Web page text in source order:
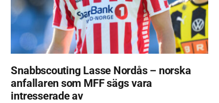
Snabbscouting Lasse Nordås – norska
anfallaren som MFF sägs vara
intresserade av